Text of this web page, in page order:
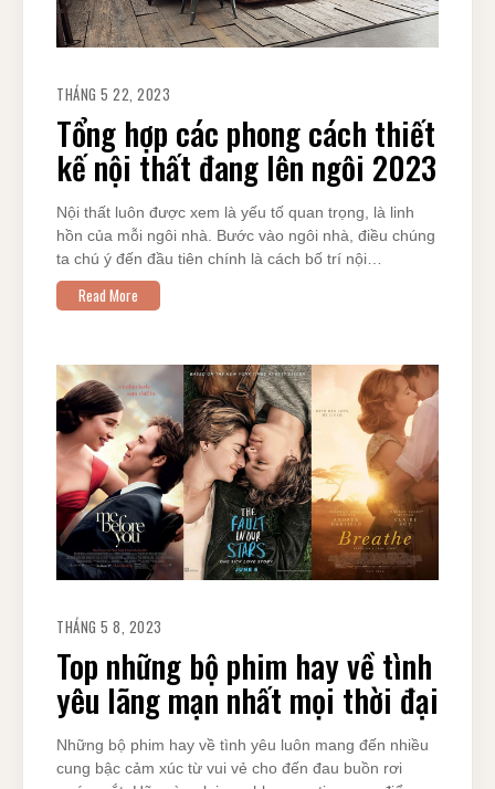
THÁNG 5 22, 2023
Tổng hợp các phong cách thiết
kế nội thất đang lên ngôi 2023
Nội thất luôn được xem là yếu tố quan trọng, là linh
hồn của mỗi ngôi nhà. Bước vào ngôi nhà, điều chúng
ta chú ý đến đầu tiên chính là cách bố trí nội…
Read More
THÁNG 5 8, 2023
Top những bộ phim hay về tình
yêu lãng mạn nhất mọi thời đại
Những bộ phim hay về tình yêu luôn mang đến nhiều
cung bậc cảm xúc từ vui vẻ cho đến đau buồn rơi